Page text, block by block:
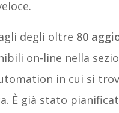
degli oltre 80
on-line nella
in cui si
È già stato